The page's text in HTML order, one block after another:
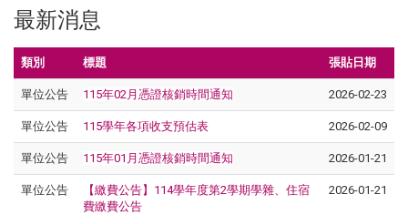
最新消息
類別 標題 張貼日期
單位公告 115年02月憑證核銷時間通知 2026-02-23
單位公告 115學年各項收支預估表 2026-02-09
單位公告 115年01月憑證核銷時間通知 2026-01-21
單位公告
【繳費公告】114學年度第2學期學雜、住宿
費繳費公告
2026-01-21